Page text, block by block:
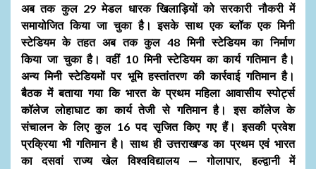
अब तक कुल 29 मेडल धारक खिलाड़ियों को सरकारी नौकरी में
समायोजित किया जा चुका है। इसके साथ एक ब्लॉक एक मिनी
स्टेडियम के तहत अब तक कुल 48 मिनी स्टेडियम का निर्माण
किया जा चुका है। वहीं 10 मिनी स्टेडियम का कार्य गतिमान है।
अन्य मिनी स्टेडियमों पर भूमि हस्तांतरण की कार्रवाई गतिमान है।
बैठक में बताया गया कि भारत के प्रथम महिला आवासीय स्पोर्ट्स
कॉलेज लोहाघाट का कार्य तेजी से गतिमान है। इस कॉलेज के
संचालन के लिए कुल 16 पद सृजित किए गए हैं। इसकी प्रवेश
प्रक्रिया भी गतिमान है। साथ ही उत्तराखण्ड का प्रथम एवं भारत
का दसवां राज्य खेल विश्वविद्यालय — गोलापार, हल्द्वानी में